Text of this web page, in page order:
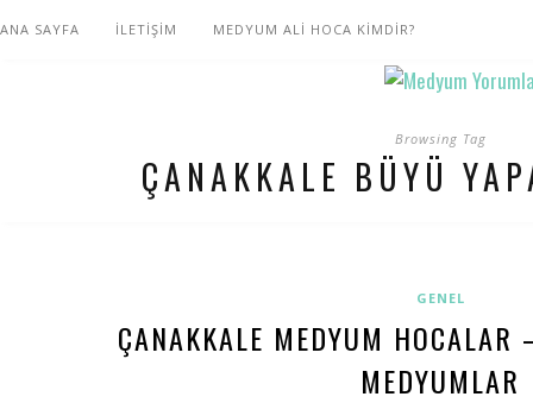
ANA SAYFA İLETİŞİM MEDYUM ALİ HOCA KİMDİR?
Browsing Tag
ÇANAKKALE BÜYÜ
GENEL
ÇANAKKALE MEDYUM HOCALAR
MEDYUMLAR